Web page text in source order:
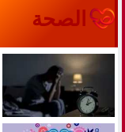
الصحة